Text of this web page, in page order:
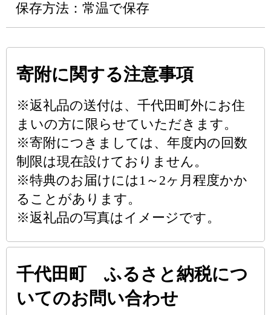
保存方法：常温で保存
寄附に関する注意事項
※返礼品の送付は、千代田町外にお住
まいの方に限らせていただきます。
※寄附につきましては、年度内の回数
制限は現在設けておりません。
※特典のお届けには1～2ヶ月程度かか
ることがあります。
※返礼品の写真はイメージです。
千代田町 ふるさと納税につ
いてのお問い合わせ